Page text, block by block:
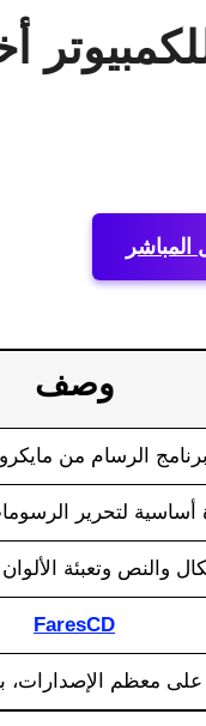
المباشر
وصف
برنامج الرسام من
أساسية لتحرير
والنص وتعبئة
FaresCD